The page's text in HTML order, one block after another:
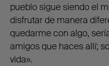
pueblo sigue siendo el
disfrutar de manera
quedarme con algo,
amigos que haces allí;
vida».